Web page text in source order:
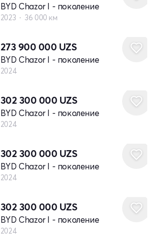
BYD Chazor I - поколение
2023 36 000 км
273 900 000 UZS
BYD Chazor I - поколение
2024
302 300 000 UZS
BYD Chazor I - поколение
2024
302 300 000 UZS
BYD Chazor I - поколение
2024
302 300 000 UZS
BYD Chazor I - поколение
2024